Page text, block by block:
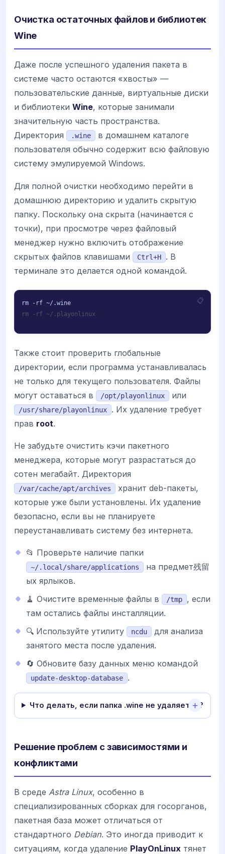
Очистка остаточных файлов и библиотек
Wine
Даже после успешного удаления пакета в
системе часто остаются «хвосты» —
пользовательские данные, виртуальные диски
и библиотеки Wine, которые занимали
значительную часть пространства.
Директория
.wine
в домашнем каталоге
пользователя обычно содержит всю файловую
систему эмулируемой Windows.
Для полной очистки необходимо перейти в
домашнюю директорию и удалить скрытую
папку. Поскольку она скрыта (начинается с
точки), при просмотре через файловый
менеджер нужно включить отображение
скрытых файлов клавишами
Ctrl+H
. В
терминале это делается одной командой.
rm -rf ~/.playonlinux
Также стоит проверить глобальные
директории, если программа устанавливалась
не только для текущего пользователя. Файлы
могут оставаться в
/opt/playonlinux или
/usr/share/playonlinux
. Их удаление требует
прав root.
Не забудьте очистить кэчи пакетного
менеджера, которые могут разрастаться до
сотен мегабайт. Директория
/var/cache/apt/archives
хранит deb-пакеты,
которые уже были установлены. Их удаление
безопасно, если вы не планируете
переустанавливать систему без интернета.
📂 Проверьте наличие папки
~/.local/share/applications
на предмет残留
ых ярлыков.
🧹 Очистите временные файлы в
/tmp
, если
там остались файлы инсталляции.
🔍 Используйте утилиту
ncdu
для анализа
занятого места после удаления.
🔄 Обновите базу данных меню командой
update-desktop-database .
Что делать, если папка .wine не удаляется?
Решение проблем с зависимостями и
конфликтами
В среде Astra Linux, особенно в
специализированных сборках для госорганов,
пакетная база может отличаться от
стандартного Debian. Это иногда приводит к
ситуациям, когда удаление PlayOnLinux тянет